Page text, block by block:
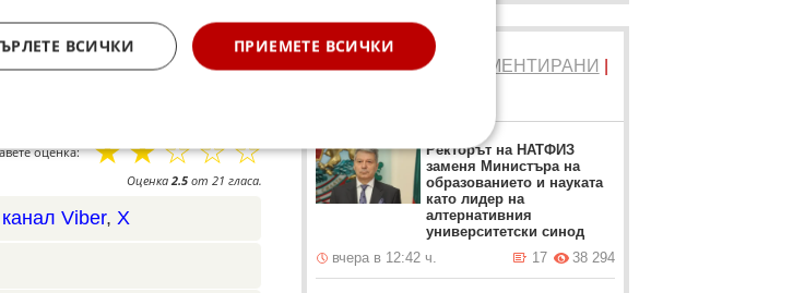
оценка: ☆
☆
☆
☆
☆
Оценка2.5от 21 гласа.
канал Viber, X
ТОП 5ЧЕТЕНИ КОМЕНТИРАНИ
Ректорът на НАТФИЗ
заменя Министъра на
образованието и науката
като лидер на
алтернативния
университетски синод
вчера в 12:42 ч.
38 294
17
ПРИЕМЕТЕ ВСИЧКИ
ВСИЧКИ